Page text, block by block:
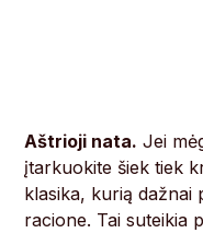
Aštrioji nata. Jei
įtarkuokite šiek tiek
klasika, kurią dažnai
racione. Tai suteikia